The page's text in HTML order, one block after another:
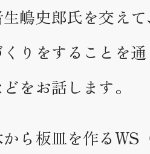
嶋史郎氏を交え
りをすることを
をお話します。
ら板皿を作るWS